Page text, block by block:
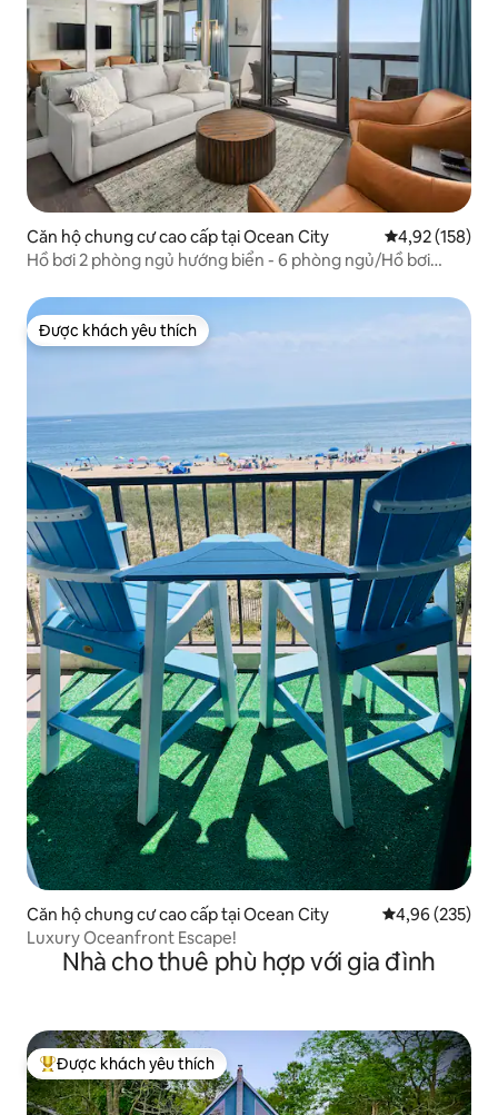
Căn hộ chung cư cao cấp tại Ocean City Xếp hạng
4,92 (158)
Hồ bơi 2 phòng ngủ hướng biển - 6 phòng ngủ/Hồ bơi
Được khách yêu thích
Được khách yêu thích
Căn hộ chung cư cao cấp tại Ocean City Xếp hạng
4,96 (235)
Luxury Oceanfront Escape!
Nhà cho thuê phù hợp với gia đình
Được khách yêu thích nhất
Được khách yêu thích